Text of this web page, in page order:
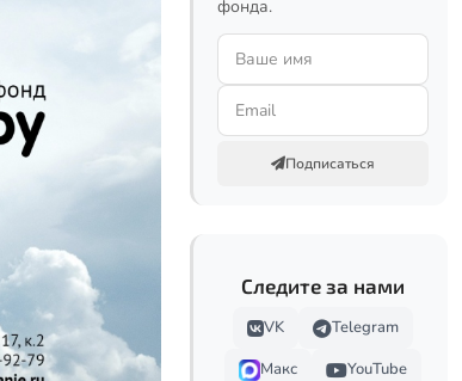
фонда.
Подписаться
Следите за нами
VK
Telegram
Макс
YouTube